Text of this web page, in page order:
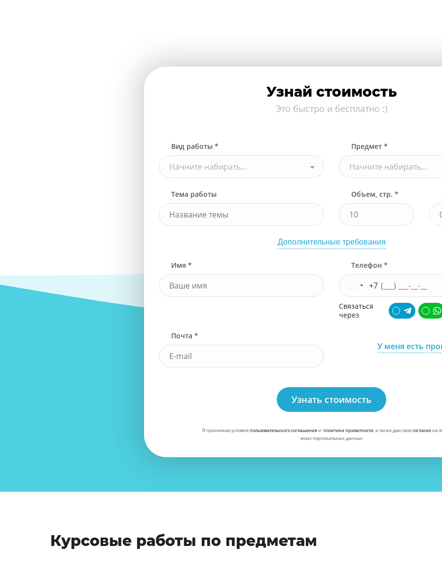
Узнай стоимость
Это быстро и бесплатно :)
Вид работы *
Начните набирать...
Предмет *
Начните набирать...
Тема работы Объем, стр. *
Дополнительные требования
Имя * Телефон *
+7
Связаться
через
Почта *
У меня есть
Узнать стоимость
Я принимаю условияпользовательского соглашенияи политики приватности, а также даю своесогласиена
моих персональных данных
Курсовые работы по предметам